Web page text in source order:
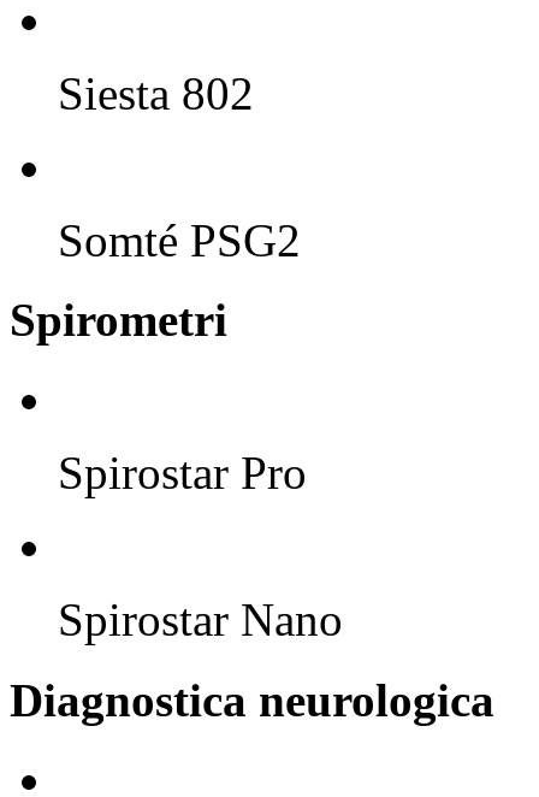
Siesta 802
Somté PSG2
Spirometri
Spirostar Pro
Spirostar Nano
Diagnostica neurologica